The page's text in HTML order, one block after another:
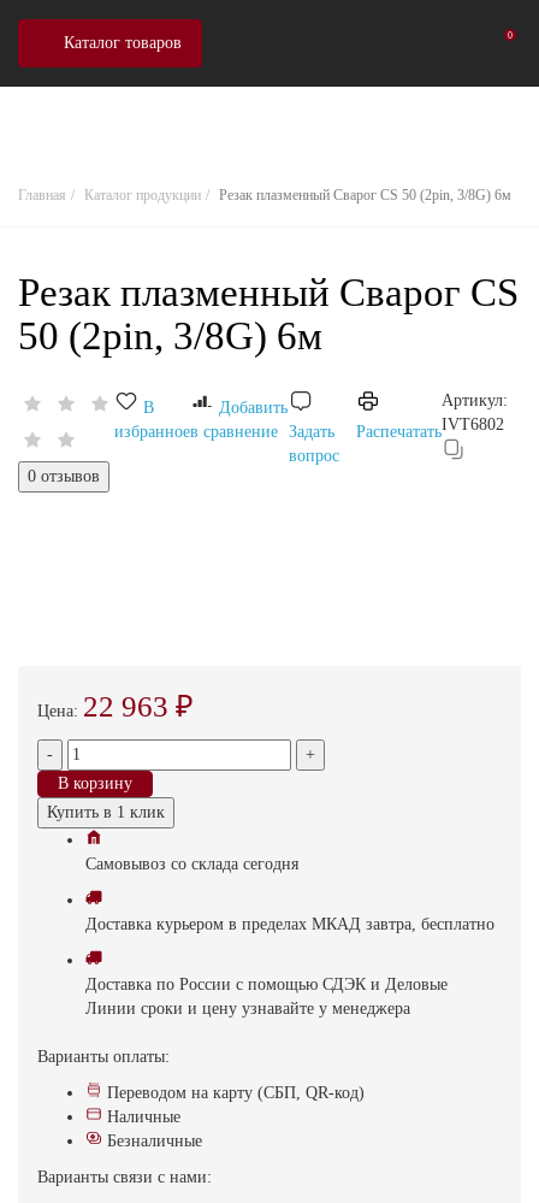
Каталог товаров 0
Главная Каталог продукции Резак плазменный Сварог CS 50 (2pin, 3/8G) 6м
Резак плазменный Сварог CS
50 (2pin, 3/8G) 6м
0 отзывов
В
избранное
Добавить
в сравнение
Задать
вопрос
Распечатать
Артикул:
IVT6802
Цена: 22 963 ₽
-
+
В корзину
Купить в 1 клик
Самовывоз со склада cегодня
Доставка курьером в пределах МКАД завтра, бесплатно
Доставка по России с помощью СДЭК и Деловые
Линии сроки и цену узнавайте у менеджера
Варианты оплаты:
Переводом на карту (СБП, QR-код)
Наличные
Безналичные
Варианты связи с нами: